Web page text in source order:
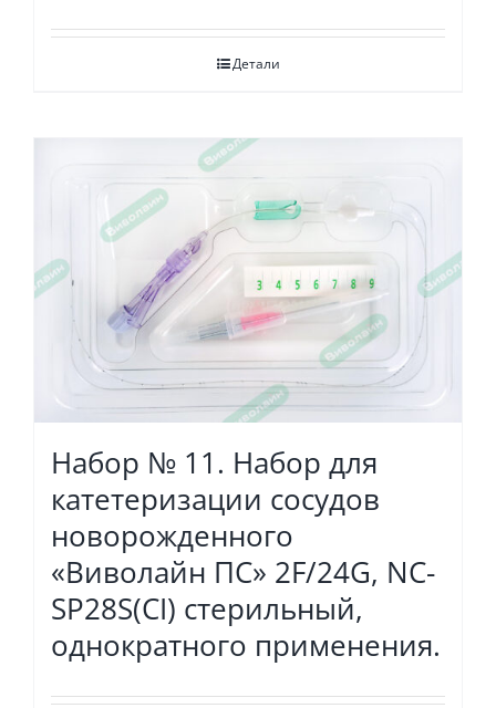
Детали
Набор № 11. Набор для
катетеризации сосудов
новорожденного
«Виволайн ПС» 2F/24G, NC-
SP28S(CI) стерильный,
однократного применения.